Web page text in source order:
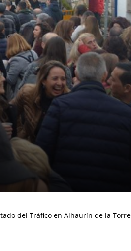
del Tráfico en Alhaurín de la Torre